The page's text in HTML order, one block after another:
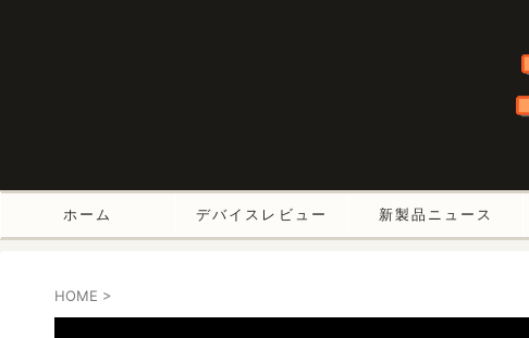
ホーム デバイスレビュー 新製品ニュース
HOME >